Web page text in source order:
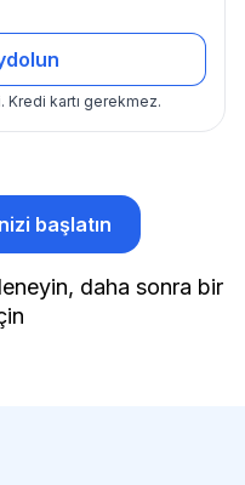
Kredi kartı gerekmez.
başlatın
daha sonra bir